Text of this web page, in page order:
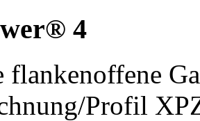
4
flankenoffene
Profil